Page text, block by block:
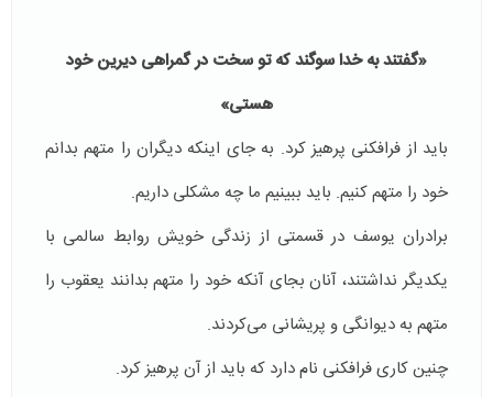
«گفتند به خدا سوگند كه تو سخت در گمراهى ديرين خود
هستى»
باید از فرافکنی پرهیز کرد. به جای اینکه دیگران را متهم بدانم
خود را متهم کنیم. باید ببینیم ما چه مشکلی داریم.
برادران یوسف در قسمتی از زندگی خویش روابط سالمی با
یکدیگر نداشتند، آنان بجای آنکه خود را متهم بدانند یعقوب را
متهم به دیوانگی و پریشانی می‌کردند.
چنین کاری فرافکنی نام دارد که باید از آن پرهیز کرد.